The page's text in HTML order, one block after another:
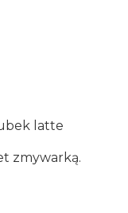
latte
zmywarką.